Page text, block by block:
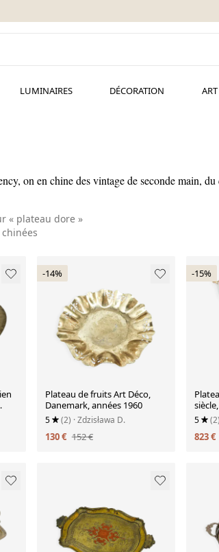
LUMINAIRES DÉCORATION
on en chine des vintage de seconde main,
« plateau dore »
-14%
Plateau de fruits Art Déco,
Danemark, années 1960
5 (2) · Zdzisława D.
130 € 152 €
-15%
5 (2)
823 €